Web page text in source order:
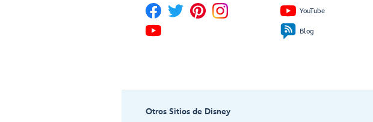
YouTube
Blog
Otros Sitios de Disney